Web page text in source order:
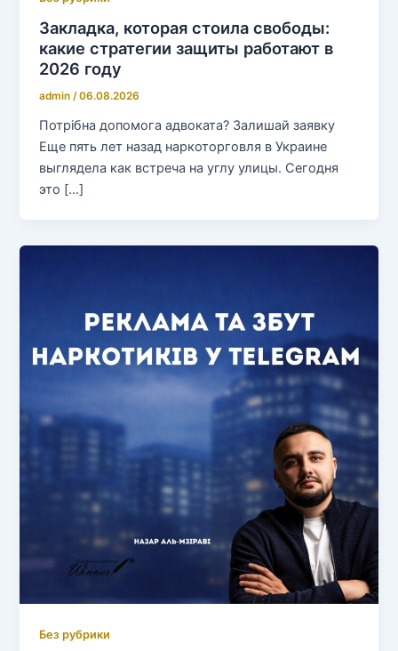
Закладка, которая стоила свободы:
какие стратегии защиты работают в
2026 году
admin/06.08.2026
Потрібна допомога адвоката? Залишай заявку
Еще пять лет назад наркоторговля в Украине
выглядела как встреча на углу улицы. Сегодня
это […]
Без рубрики